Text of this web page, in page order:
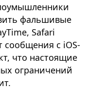
фальшивые
Safari
с iOS-
что настоящие
ограничений